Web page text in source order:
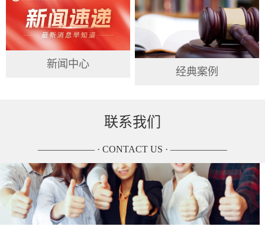
新闻中心
经典案例
联系我们
—————— · CONTACT US · ——————